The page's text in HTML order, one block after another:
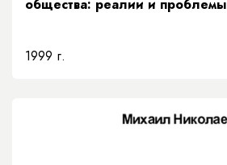
общества: реалии и проблемы
1999 г.